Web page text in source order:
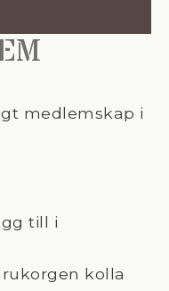
medlemskap i
till i
kolla